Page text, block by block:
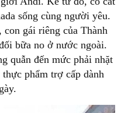
sống cùng người yêu.
gái riêng của Thành
bữa no ở nước ngoài.
quẫn đến mức phải nhặt
phẩm trợ cấp dành